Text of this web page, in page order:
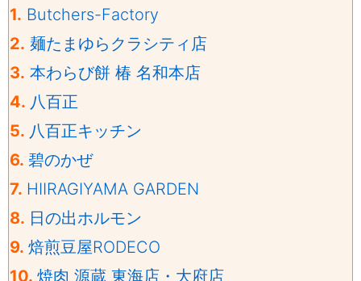
1. Butchers-Factory
2. 麺たまゆらクラシティ店
3. 本わらび餅 椿 名和本店
4. 八百正
5. 八百正キッチン
6. 碧のかぜ
7. HIIRAGIYAMA GARDEN
8. 日の出ホルモン
9. 焙煎豆屋RODECO
10. 焼肉 源蔵 東海店・大府店